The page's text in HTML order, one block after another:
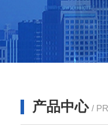
产品中心 /